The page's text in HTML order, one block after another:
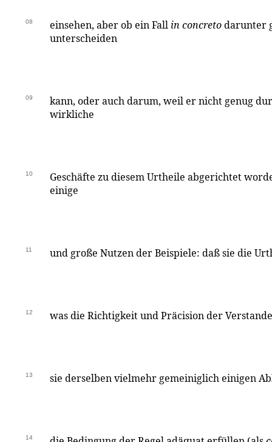
08 einsehen, aber ob ein Fall in concretodarunter
unterscheiden
09
kann, oder auch darum, weil er nicht genug
wirkliche
10
Geschäfte zu diesem Urtheile abgerichtet
einige
11 und große Nutzen der Beispiele: daß sie die
12 was die Richtigkeit und Präcision der
13 sie derselben vielmehr gemeiniglich einigen
14